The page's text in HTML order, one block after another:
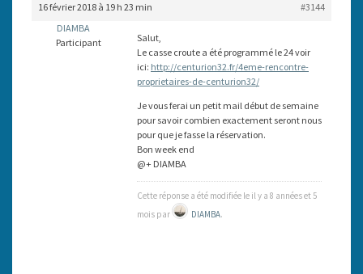
16 février 2018 à 19 h 23 min
#3144
DIAMBA
Participant
Salut,
Le casse croute a été programmé le 24 voir
ici: http://centurion32.fr/4eme-rencontre-
proprietaires-de-centurion32/
Je vous ferai un petit mail début de semaine
pour savoir combien exactement seront nous
pour que je fasse la réservation.
Bon week end
@+ DIAMBA
Cette réponse a été modifiée le il y a 8 années et 5
mois par
DIAMBA.